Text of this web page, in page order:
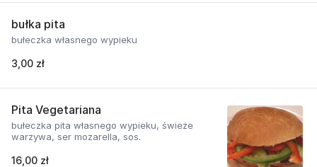
bułka pita
bułeczka własnego wypieku
3,00 zł
Pita Vegetariana
bułeczka pita własnego wypieku, świeże
warzywa, ser mozarella, sos.
16,00 zł